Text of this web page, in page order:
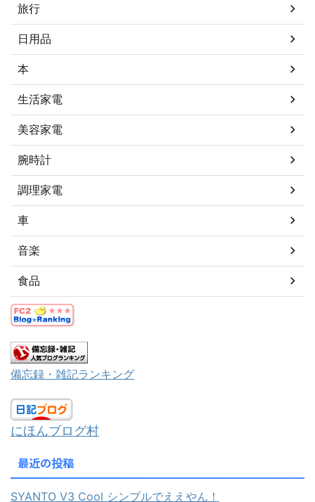
旅行
日用品
本
生活家電
美容家電
腕時計
調理家電
車
音楽
食品
備忘録・雑記ランキング
にほんブログ村
最近の投稿
SYANTO V3 Cool シンプルでええやん！